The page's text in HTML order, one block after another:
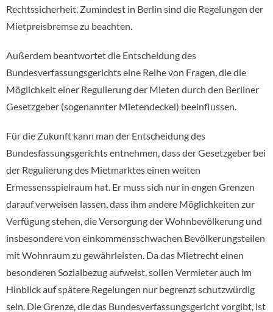
Rechtssicherheit. Zumindest in Berlin sind die Regelungen der
Mietpreisbremse zu beachten.
Außerdem beantwortet die Entscheidung des
Bundesverfassungsgerichts eine Reihe von Fragen, die die
Möglichkeit einer Regulierung der Mieten durch den Berliner
Gesetzgeber (sogenannter Mietendeckel) beeinflussen.
Für die Zukunft kann man der Entscheidung des
Bundesfassungsgerichts entnehmen, dass der Gesetzgeber bei
der Regulierung des Mietmarktes einen weiten
Ermessensspielraum hat. Er muss sich nur in engen Grenzen
darauf verweisen lassen, dass ihm andere Möglichkeiten zur
Verfügung stehen, die Versorgung der Wohnbevölkerung und
insbesondere von einkommensschwachen Bevölkerungsteilen
mit Wohnraum zu gewährleisten. Da das Mietrecht einen
besonderen Sozialbezug aufweist, sollen Vermieter auch im
Hinblick auf spätere Regelungen nur begrenzt schutzwürdig
sein. Die Grenze, die das Bundesverfassungsgericht vorgibt, ist